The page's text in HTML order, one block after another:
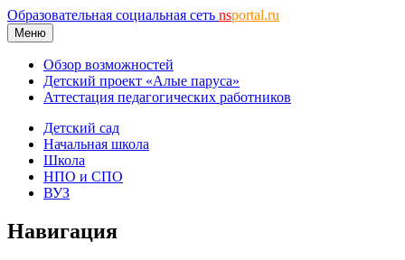
Образовательная социальная сеть nsportal.ru
Меню
Обзор возможностей
Детский проект «Алые паруса»
Аттестация педагогических работников
Детский сад
Начальная школа
Школа
НПО и СПО
ВУЗ
Навигация